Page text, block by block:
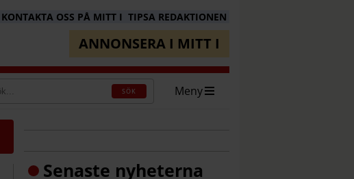
KONTAKTA OSS PÅ MITT I TIPSA REDAKTIONEN
ANNONSERA I MITT I
SÖK Meny
Senaste nyheterna